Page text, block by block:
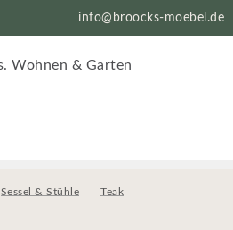
info@broocks-moebel.de
Sessel & Stühle
Teak